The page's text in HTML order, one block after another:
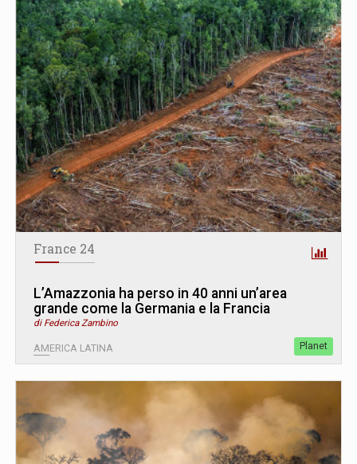
France 24
L’Amazzonia ha perso in 40 anni un’area
grande come la Germania e la Francia
di Federica Zambino
AMERICA LATINA Planet